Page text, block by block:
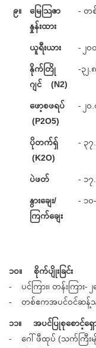
၉။
မြေသြဇာ
နှုန်းထား
- တ
ယူရီးယား - ၂
နိုက်တြို
ဂျင် (N2)
-၃
ဖော့စဖရပ်
(P2O5)
- ၂
ပိုတက်ရှ်
(K2O)
- ၃
ပဲဖတ် - ၁
နွားချေး/
ကြက်ချေး
- ၁
၁၀။ စိုက်ပျိုးခြင်း
- ပင်ကြား၊ တန်းကြား- ၂
- တစ်ဧကအပင်ဝင်ဆန့်သ
၁၁။ အပင်ပြုစုစောင့်ရှေ
- ဂေါ်ဖီထုပ် (သက်ကြီးမ